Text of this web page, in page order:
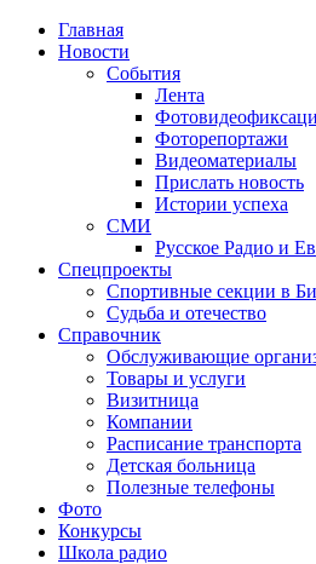
Главная
Новости
События
Лента
Фоторепортажи
Видеоматериалы
Прислать новость
Истории успеха
СМИ
Русское Радио и
Спецпроекты
Спортивные секции в
Судьба и отечество
Справочник
Обслуживающие
Товары и услуги
Визитница
Компании
Расписание транспорта
Детская больница
Полезные телефоны
Фото
Конкурсы
Школа радио